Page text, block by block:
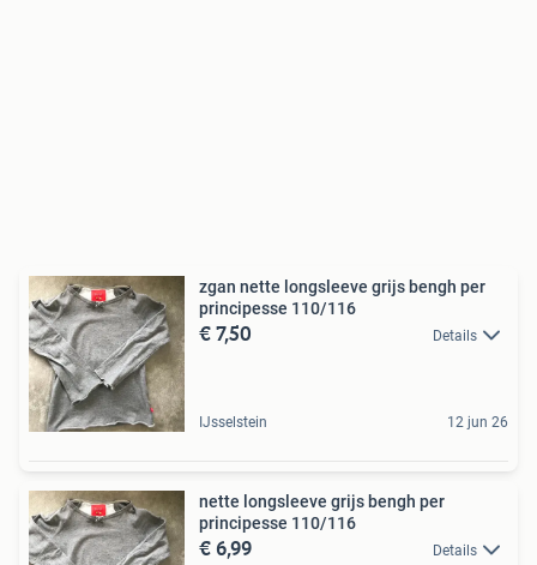
zgan nette longsleeve grijs bengh per
principesse 110/116
€ 7,50 Details
IJsselstein 12 jun 26
nette longsleeve grijs bengh per
principesse 110/116
€ 6,99 Details